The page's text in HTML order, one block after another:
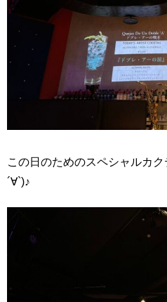
この日のためのスペシャルカ
´∀`)♪